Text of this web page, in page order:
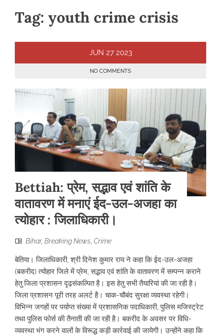
Tag: youth crime crisis
JUN 27 2023
NO COMMENTS
Bettiah: प्रेम, सद्भाव एवं शांति के
वातावरण में मनाएं ईद-उल-अजहा का
त्योहार : जिलाधिकारी।
Bihar, Breaking News, Crime
बेतिया। जिलाधिकारी, श्री दिनेश कुमार राय ने कहा कि ईद-उल-अजहा
(बकरीद) त्योहार जिले में प्रेम, सद्भाव एवं शांति के वातावरण में सम्पन्न कराने
हेतु जिला प्रशासन दृढ़संकल्पित है। इस हेतु सभी तैयारियां की जा रही है।
जिला प्रशासन पूरी तरह अलर्ट है। चाक-चौबंद सुरक्षा व्यवस्था रहेगी।
विभिन्न जगहों पर पर्याप्त संख्या में प्रशासनिक पदाधिकारी, पुलिस मजिस्ट्रेट
तथा पुलिस फोर्स की तैनाती की जा रही है। बकरीद के अवसर पर विधि-
व्यवस्था भंग करने वालों के विरूद्ध कड़ी कार्रवाई की जायेगी। उन्होंने कहा कि